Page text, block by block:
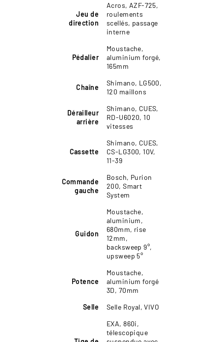
Jeu de
direction
Acros, AZF-725,
roulements
scellés, passage
interne
Pédalier
Moustache,
aluminium forgé,
165mm
Chaîne
Shimano, LG500,
120 maillons
Dérailleur
arrière
Shimano, CUES,
RD-U6020, 10
vitesses
Cassette
Shimano, CUES,
CS-LG300, 10V,
11-39
Commande
gauche
Bosch, Purion
200, Smart
System
Guidon
Moustache,
aluminium,
680mm, rise
12mm,
backsweep 9°,
upsweep 5°
Potence
Moustache,
aluminium forgé
3D, 70mm
Selle
Selle Royal, VIVO
EXA, 860i,
télescopique